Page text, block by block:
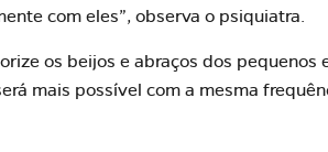
com eles”, observa o psiquiatra.
os beijos e abraços dos pequenos
mais possível com a mesma